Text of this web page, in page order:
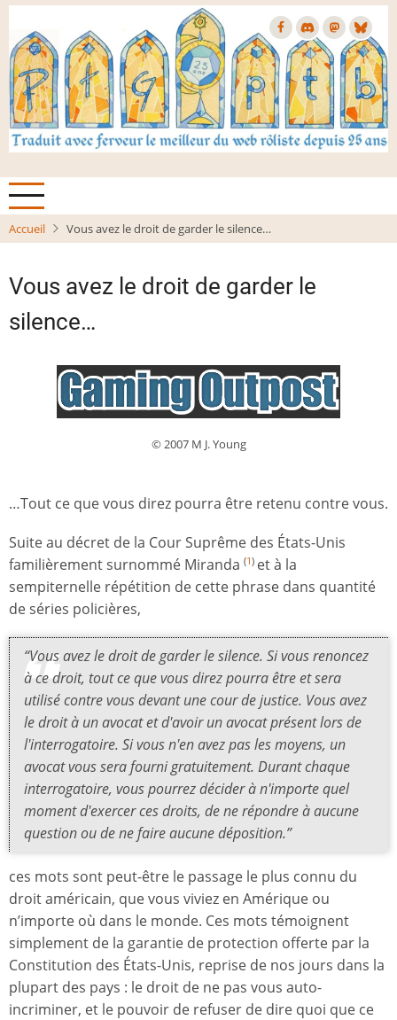
Aller
contenu
principal
Accueil Vous avez le droit de garder le silence…
Vous avez le droit de garder le
silence…
© 2007 M J. Young
…Tout ce que vous direz pourra être retenu contre vous.
Suite au décret de la Cour Suprême des États-Unis
familièrement surnommé Miranda (1) et à la
sempiternelle répétition de cette phrase dans quantité
de séries policières,
“Vous avez le droit de garder le silence. Si vous renoncez
à ce droit, tout ce que vous direz pourra être et sera
utilisé contre vous devant une cour de justice. Vous avez
le droit à un avocat et d'avoir un avocat présent lors de
l'interrogatoire. Si vous n'en avez pas les moyens, un
avocat vous sera fourni gratuitement. Durant chaque
interrogatoire, vous pourrez décider à n'importe quel
moment d'exercer ces droits, de ne répondre à aucune
question ou de ne faire aucune déposition.”
ces mots sont peut-être le passage le plus connu du
droit américain, que vous viviez en Amérique ou
n’importe où dans le monde. Ces mots témoignent
simplement de la garantie de protection offerte par la
Constitution des États-Unis, reprise de nos jours dans la
plupart des pays : le droit de ne pas vous auto-
incriminer, et le pouvoir de refuser de dire quoi que ce